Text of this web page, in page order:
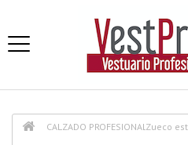
CALZADO PROFESIONALZueco